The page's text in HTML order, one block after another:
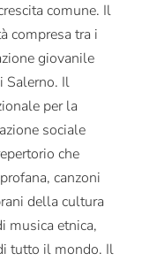
comune. Il
compresa tra i
giovanile
Salerno. Il
per la
sociale
che
canzoni
della cultura
musica etnica,
tutto il mondo. Il